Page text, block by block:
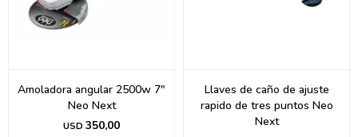
Amoladora angular 2500w 7"
Neo Next
USD 350,00
Llaves de caño de ajuste
rapido de tres puntos Neo
Next